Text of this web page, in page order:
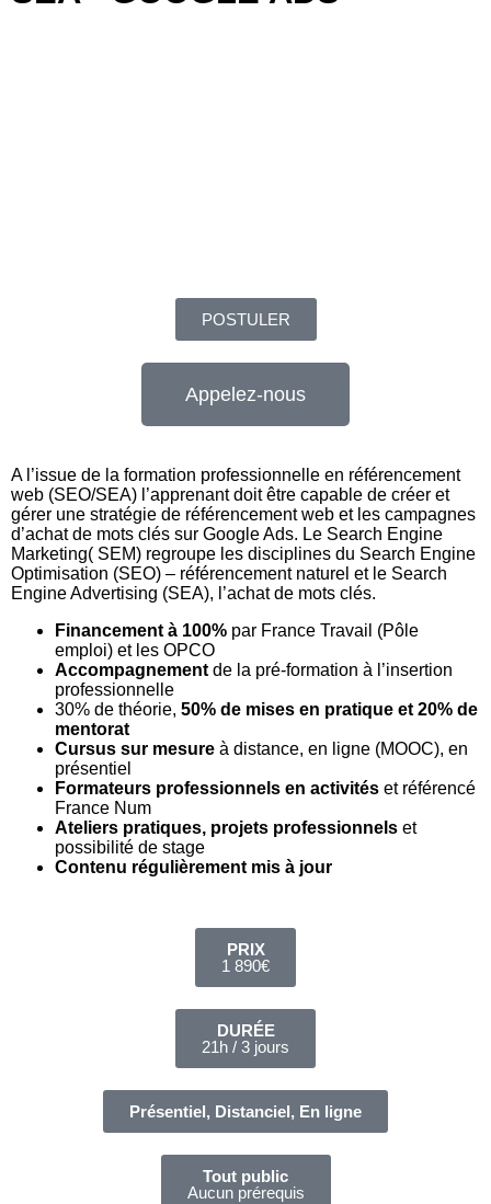
POSTULER
Appelez-nous
A l’issue de la formation professionnelle en référencement
web (SEO/SEA) l’apprenant doit être capable de créer et
gérer une stratégie de référencement web et les campagnes
d’achat de mots clés sur Google Ads. Le Search Engine
Marketing( SEM) regroupe les disciplines du Search Engine
Optimisation (SEO) – référencement naturel et le Search
Engine Advertising (SEA), l’achat de mots clés.
Financement à 100% par France Travail (Pôle
emploi) et les OPCO
Accompagnement de la pré-formation à l’insertion
professionnelle
30% de théorie, 50% de mises en pratique et 20% de
mentorat
Cursus sur mesure à distance, en ligne (MOOC), en
présentiel
Formateurs professionnels en activités et référencé
France Num
Ateliers pratiques, projets professionnels et
possibilité de stage
Contenu régulièrement mis à jour
PRIX
1 890€
DURÉE
21h / 3 jours
Présentiel, Distanciel, En ligne
Tout public
Aucun prérequis